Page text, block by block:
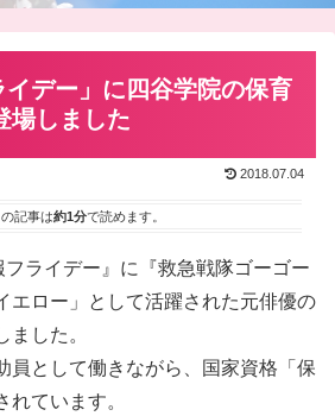
イデー」に四谷学院の保育
場しました
2018.07.04
の記事は約1分で読めます。
ライデー』に『救急戦隊ゴーゴー
エロー」として活躍された元俳優の
ました。
員として働きながら、国家資格「保
ています。